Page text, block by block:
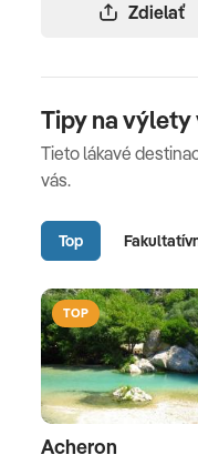
Zdielať
Tipy na výlety
Tieto lákavé
vás.
Top
TOP
Acheron